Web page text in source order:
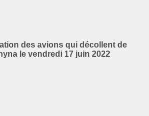
des avions qui décollent de
le vendredi 17 juin 2022